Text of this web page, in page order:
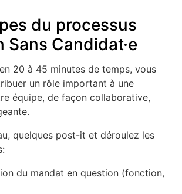
du processus
Sans Candidat·e
20 à 45 minutes de temps, vous
un rôle important à une
équipe, de façon collaborative,
quelques post-it et déroulez les
du mandat en question (fonction,